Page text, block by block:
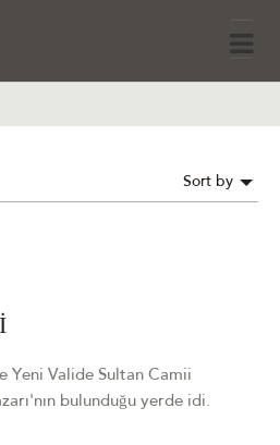
Sort by
Yeni Valide Sultan Camii
bulunduğu yerde idi.